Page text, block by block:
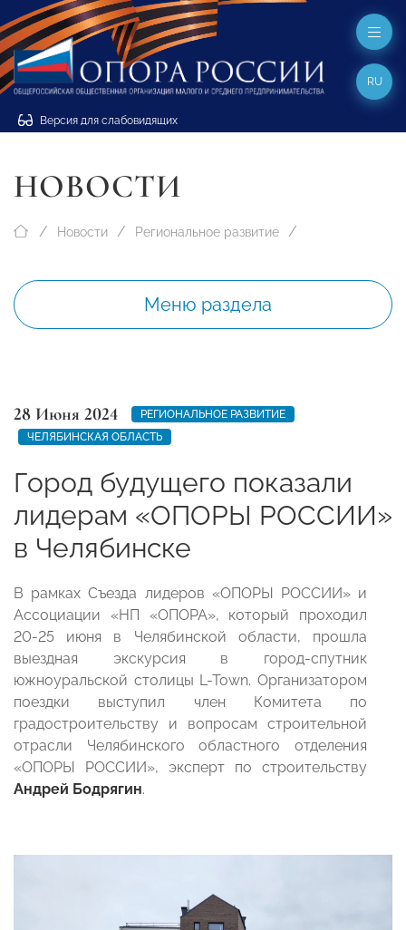
Версия для слабовидящих
RU
НОВОСТИ
Новости Региональное развитие
Меню раздела
28 Июня 2024
РЕГИОНАЛЬНОЕ РАЗВИТИЕ
ЧЕЛЯБИНСКАЯ ОБЛАСТЬ
Город будущего показали
лидерам «ОПОРЫ РОССИИ»
в Челябинске
В рамках Съезда лидеров «ОПОРЫ РОССИИ» и
Ассоциации «НП «ОПОРА», который проходил
20-25 июня в Челябинской области, прошла
выездная экскурсия в город-спутник
южноуральской столицы L-Town. Организатором
поездки выступил член Комитета по
градостроительству и вопросам строительной
отрасли Челябинского областного отделения
«ОПОРЫ РОССИИ», эксперт по строительству
Андрей Бодрягин.